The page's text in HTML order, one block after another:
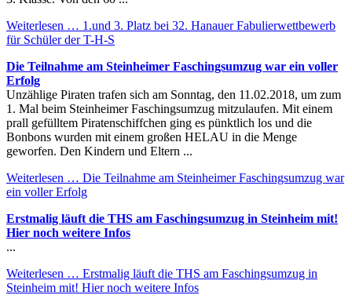
Weiterlesen … 1.und 3. Platz bei 32. Hanauer Fabulierwettbewerb
für Schüler der T-H-S
Die Teilnahme am Steinheimer Faschingsumzug war ein voller
Erfolg
Unzählige Piraten trafen sich am Sonntag, den 11.02.2018, um zum
1. Mal beim Steinheimer Faschingsumzug mitzulaufen. Mit einem
prall gefülltem Piratenschiffchen ging es pünktlich los und die
Bonbons wurden mit einem großen HELAU in die Menge
geworfen. Den Kindern und Eltern ...
Weiterlesen … Die Teilnahme am Steinheimer Faschingsumzug war
ein voller Erfolg
Erstmalig läuft die THS am Faschingsumzug in Steinheim mit!
Hier noch weitere Infos
...
Weiterlesen … Erstmalig läuft die THS am Faschingsumzug in
Steinheim mit! Hier noch weitere Infos